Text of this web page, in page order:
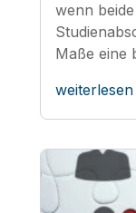
wenn
Maße eine
weiterlesen